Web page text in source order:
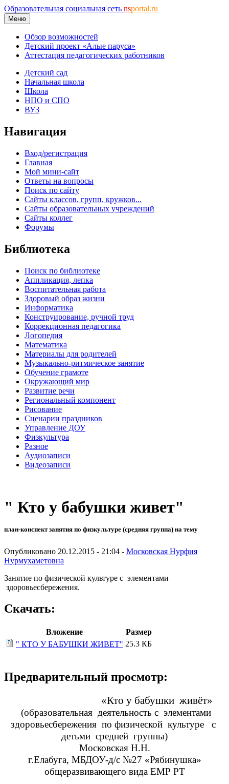
Образовательная социальная сеть nsportal.ru
Меню
Обзор возможностей
Детский проект «Алые паруса»
Аттестация педагогических работников
Детский сад
Начальная школа
Школа
НПО и СПО
ВУЗ
Навигация
Вход/регистрация
Главная
Мой мини-сайт
Ответы на вопросы
Поиск по сайту
Сайты классов, групп, кружков...
Сайты образовательных учреждений
Сайты коллег
Форумы
Библиотека
Поиск по библиотеке
Аппликация, лепка
Воспитательная работа
Здоровый образ жизни
Информатика
Конструирование, ручной труд
Коррекционная педагогика
Логопедия
Математика
Материалы для родителей
Музыкально-ритмическое занятие
Обучение грамоте
Окружающий мир
Развитие речи
Региональный компонент
Рисование
Сценарии праздников
Управление ДОУ
Физкультура
Разное
Аудиозаписи
Видеозаписи
" Кто у бабушки живет"
план-конспект занятия по физкультуре (средняя группа) на тему
Опубликовано 20.12.2015 - 21:04 - Московская Нурфия
Нурмухаметовна
Занятие по физической культуре с элементами
здоровьесбережения.
Скачать:
Вложение
Размер
" КТО У БАБУШКИ ЖИВЕТ" 25.3 КБ
Предварительный просмотр:
«Кто у бабушки живёт»
(образовательная деятельность с элементами
здоровьесбережения по физической культуре с
детьми средней группы)
Московская Н.Н.
г.Елабуга, МБДОУ-д/с №27 «Рябинушка»
общеразвивающего вида ЕМР РТ